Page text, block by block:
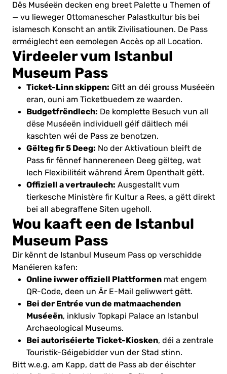
Dës Muséeën decken eng breet Palette u Themen of
— vu lieweger Ottomanescher Palastkultur bis bei
islamesch Konscht an antik Zivilisatiounen. De Pass
erméiglecht een eemolegen Accès op all Location.
Virdeeler vum Istanbul
Museum Pass
Ticket-Linn skippen: Gitt an déi grouss Muséeën
eran, ouni am Ticketbuedem ze waarden.
Budgetfrëndlech: De komplette Besuch vun all
dëse Muséeën individuell géif däitlech méi
kaschten wéi de Pass ze benotzen.
Gëlteg fir 5 Deeg: No der Aktivatioun bleift de
Pass fir fënnef hannereneen Deeg gëlteg, wat
Iech Flexibilitéit während Ärem Openthalt gëtt.
Offiziell a vertraulech: Ausgestallt vum
tierkesche Ministère fir Kultur a Rees, a gëtt direkt
bei all abegraffene Siten ugeholl.
Wou kaaft een de Istanbul
Museum Pass
Dir kënnt de Istanbul Museum Pass op verschidde
Manéieren kafen:
Online iwwer offiziell Plattformen mat engem
QR-Code, deen un Är E-Mail geliwwert gëtt.
Bei der Entrée vun de matmaachenden
Muséeën, inklusiv Topkapi Palace an Istanbul
Archaeological Museums.
Bei autoriséierte Ticket-Kiosken, déi a zentrale
Touristik-Géigebidder vun der Stad stinn.
Bitt w.e.g. am Kapp, datt de Pass ab der éischter